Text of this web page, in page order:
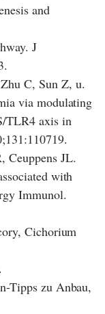
and
J
C, Sun Z, u.
via modulating
TLR4 axis in
Ceuppens JL.
with
Immunol.
Cichorium
Tipps zu Anbau,